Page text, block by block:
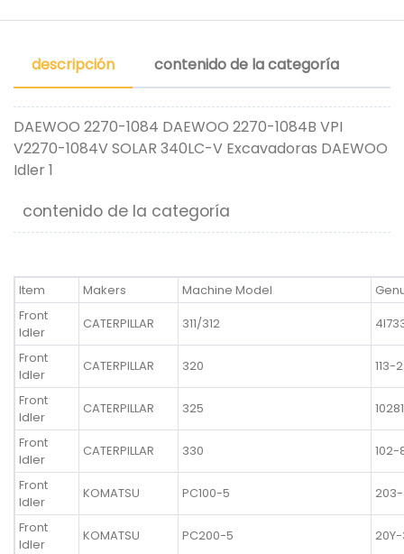
descripción contenido de la categoría
DAEWOO 2270-1084 DAEWOO 2270-1084B VPI
V2270-1084V SOLAR 340LC-V Excavadoras DAEWOO
Idler 1
contenido de la categoría
Item Makers Machine Model
Front
Idler
CATERPILLAR 311/312
Front
Idler
CATERPILLAR 320
113-
Front
Idler
CATERPILLAR 325
Front
Idler
CATERPILLAR 330
102-
Front
Idler
KOMATSU PC100-5
Front
Idler
KOMATSU PC200-5